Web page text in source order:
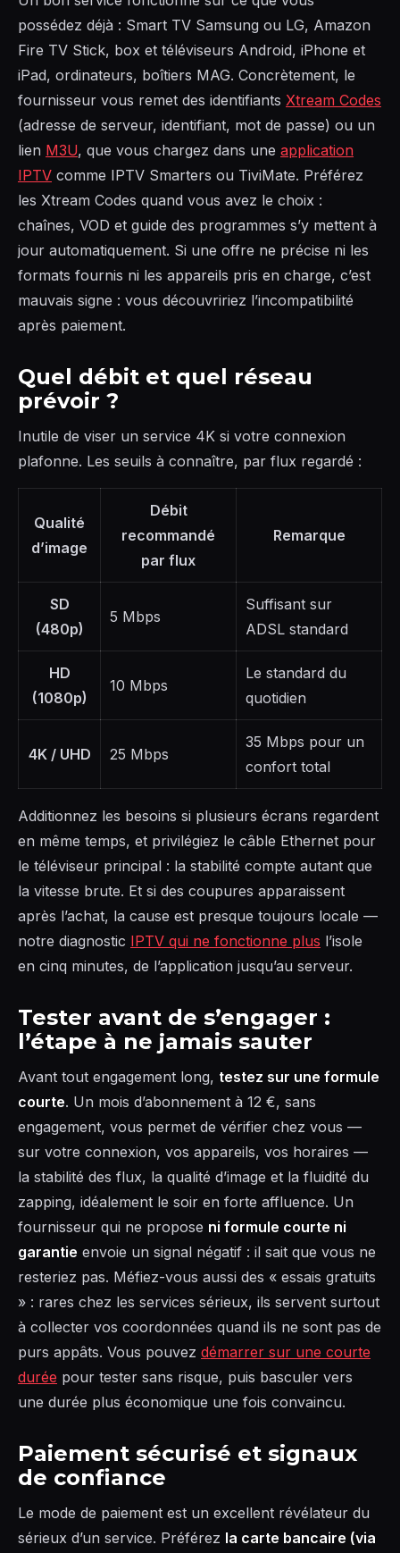
possédez déjà : Smart TV Samsung ou LG, Amazon
Fire TV Stick, box et téléviseurs Android, iPhone et
iPad, ordinateurs, boîtiers MAG. Concrètement, le
fournisseur vous remet des identifiants Xtream Codes
(adresse de serveur, identifiant, mot de passe) ou un
lien M3U, que vous chargez dans une application
IPTV comme IPTV Smarters ou TiviMate. Préférez
les Xtream Codes quand vous avez le choix :
chaînes, VOD et guide des programmes s’y mettent à
jour automatiquement. Si une offre ne précise ni les
formats fournis ni les appareils pris en charge, c’est
mauvais signe : vous découvririez l’incompatibilité
après paiement.
Quel débit et quel réseau
prévoir ?
Inutile de viser un service 4K si votre connexion
plafonne. Les seuils à connaître, par flux regardé :
Qualité
d’image
Débit
recommandé
par flux
Remarque
SD
(480p)
5 Mbps
Suffisant sur
ADSL standard
HD
(1080p)
10 Mbps
Le standard du
quotidien
4K / UHD 25 Mbps
35 Mbps pour un
confort total
Additionnez les besoins si plusieurs écrans regardent
en même temps, et privilégiez le câble Ethernet pour
le téléviseur principal : la stabilité compte autant que
la vitesse brute. Et si des coupures apparaissent
après l’achat, la cause est presque toujours locale —
notre diagnostic IPTV qui ne fonctionne plus l’isole
en cinq minutes, de l’application jusqu’au serveur.
Tester avant de s’engager :
l’étape à ne jamais sauter
Avant tout engagement long, testez sur une formule
courte. Un mois d’abonnement à 12 €, sans
engagement, vous permet de vérifier chez vous —
sur votre connexion, vos appareils, vos horaires —
la stabilité des flux, la qualité d’image et la fluidité du
zapping, idéalement le soir en forte affluence. Un
fournisseur qui ne propose ni formule courte ni
garantie envoie un signal négatif : il sait que vous ne
resteriez pas. Méfiez-vous aussi des « essais gratuits
» : rares chez les services sérieux, ils servent surtout
à collecter vos coordonnées quand ils ne sont pas de
purs appâts. Vous pouvez démarrer sur une courte
durée pour tester sans risque, puis basculer vers
une durée plus économique une fois convaincu.
Paiement sécurisé et signaux
de confiance
Le mode de paiement est un excellent révélateur du
sérieux d’un service. Préférez la carte bancaire (via